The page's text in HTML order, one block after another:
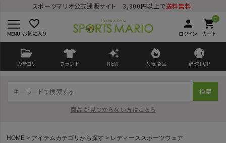
スポーツマリオ公式通販サイト 3,900円以上で送料無料
favorite_border
お気に入り
person
ログイン
0
shopping_cart
カート
カテゴリ ブランド NEW 人気商品 野球TOP
検索
商品が見つからない方はこちら
HOME アイテムカテゴリから探す
レディーススポーツウェア